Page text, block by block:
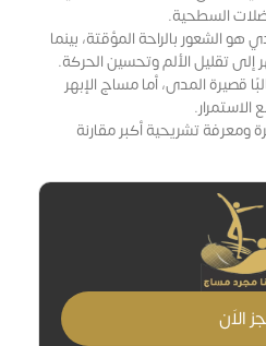
السطحية.
الشعور بالراحة المؤقتة، بينما
تقليل الألم وتحسين الحركة.
قصيرة المدى، أما مساج الإبهر
ومعرفة تشريحية أكبر مقارنة
الاَن